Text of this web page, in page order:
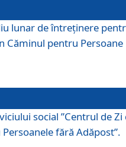
lunar de întreţinere
Căminul pentru Persoane
social ”Centrul de Zi
fără Adăpost”.